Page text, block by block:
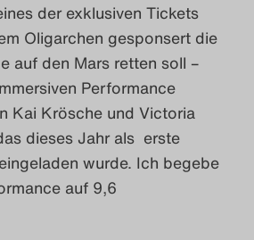
der exklusiven Tickets
Oligarchen gesponsert die
auf den Mars retten soll –
Performance
Kai Krösche und Victoria
dieses Jahr als erste
wurde. Ich begebe
auf 9,6